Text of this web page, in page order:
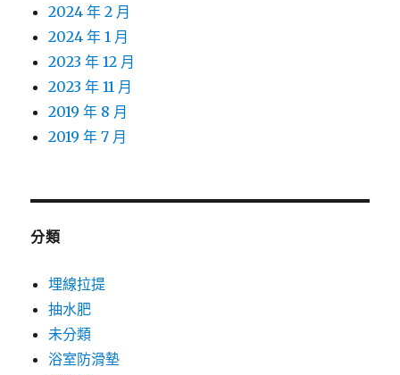
2024 年 2 月
2024 年 1 月
2023 年 12 月
2023 年 11 月
2019 年 8 月
2019 年 7 月
分類
埋線拉提
抽水肥
未分類
浴室防滑墊